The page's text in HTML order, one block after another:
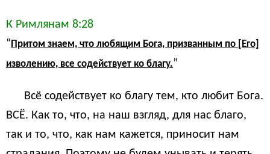
К Римлянам 8:28
“ Притом знаем, что любящим Бога, призванным по [Его]
изволению, все содействует ко благу.”
Всё содействует ко благу тем, кто любит Бога.
ВСЁ. Как то, что, на наш взгляд, для нас благо,
так и то, что, как нам кажется, приносит нам